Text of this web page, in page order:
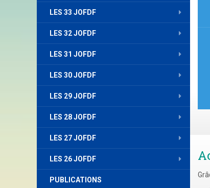
LES 33 JOFDF
LES 32 JOFDF
LES 31 JOFDF
LES 30 JOFDF
LES 29 JOFDF
LES 28 JOFDF
LES 27 JOFDF
LES 26 JOFDF
PUBLICATIONS